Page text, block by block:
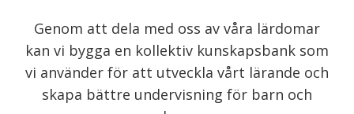
Genom att dela med oss av våra lärdomar
kan vi bygga en kollektiv kunskapsbank som
vi använder för att utveckla vårt lärande och
skapa bättre undervisning för barn och